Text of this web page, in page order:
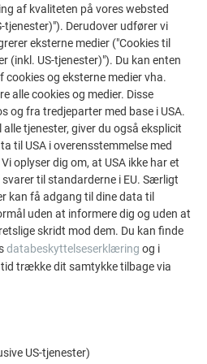
OP MED AT LÆRE
fra Hala Byggplåtslageri
realisere det ambitiøse
med en velkoordineret
På grund af den
særdeles kort, og spånerne
fra hinanden i polarnattens
Teamet af
tilfældigt udseende mønster –
dem oplysninger om, hvor
at han lærte meget fra
af kvaliteten på vores websted
tjenester)"). Derudover udfører vi
eksterne medier ("Cookies til
(inkl. US-tjenester)"). Du kan enten
og eksterne medier vha.
alle cookies og medier. Disse
og fra tredjeparter med base i USA.
tjenester, giver du også eksplicit
til USA i overensstemmelse med
oplyser dig om, at USA ikke har et
til standarderne i EU. Særligt
kan få adgang til dine data til
uden at informere dig og uden at
skridt mod dem. Du kan finde
databeskyttelseserklæring og i
tid trække dit samtykke tilbage via
US-tjenester)